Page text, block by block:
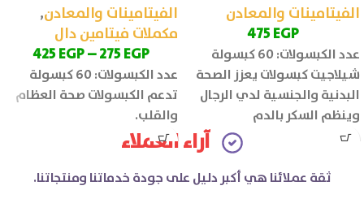
الفيتامينات والمعادن
475EGP
عدد الكبسولات: 60 كبسولة
شيلاجيت كبسولات يعزز الصحة
البدنية والجنسية لدي الرجال
وينظم السكر بالدم
الفيتامينات والمعادن,
مكملات فيتامين دال
275EGP
–
425EGP
عدد الكبسولات: 60 كبسولة
تدعم الكبسولات صحة العظام
والقلب.
آراء العملاء
ثقة عملائنا هي أكبر دليل على جودة خدماتنا ومنتجاتنا.